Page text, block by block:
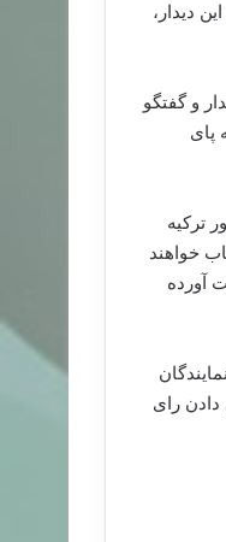
دیدار،
و گفتگو
پای
جمهور ترکیه
خواهند
آورده
دادن رای